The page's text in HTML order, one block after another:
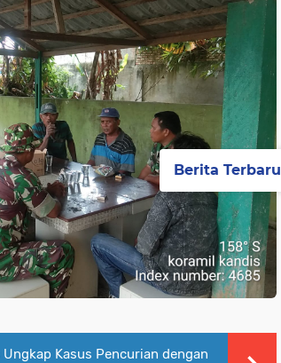
Kasus Pencurian dengan
Berita Terbaru